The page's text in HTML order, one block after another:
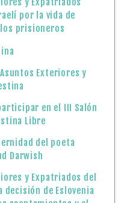
por la vida de
prisioneros
Exteriores y
en el III Salón
Libre
del poeta
Darwish
y Expatriados del
decisión de Eslovenia